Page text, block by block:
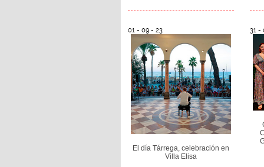
01 - 09 - 23
El día Tárrega, celebración en
Villa Elisa
31 -